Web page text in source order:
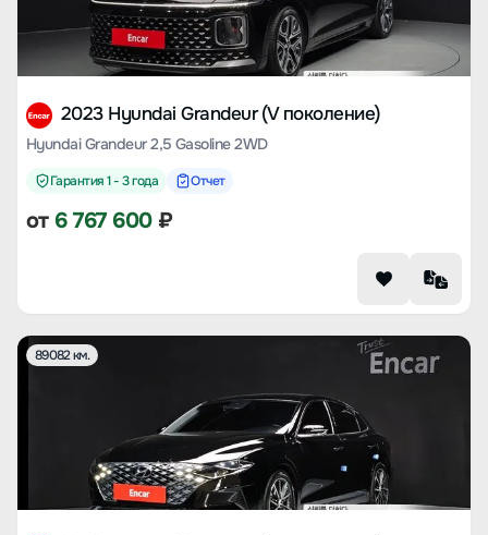
2023 Hyundai Grandeur (V поколение)
Hyundai Grandeur 2,5 Gasoline 2WD
Гарантия 1 - 3 года Отчет
от 6 767 600₽
89082 км.